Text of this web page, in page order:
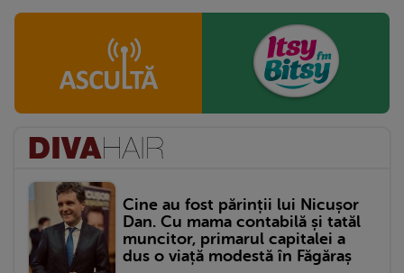
Cine au fost părinții lui Nicușor
Dan. Cu mama contabilă și tatăl
muncitor, primarul capitalei a
dus o viață modestă în Făgăraș